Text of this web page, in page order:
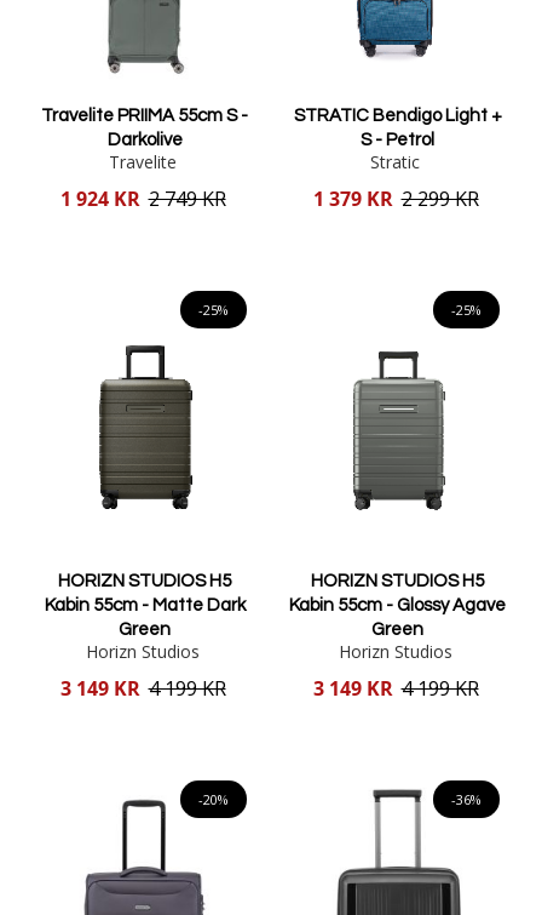
Travelite PRIIMA 55cm S -
Darkolive
Travelite
Reducerat
1 924 KR 2 749 KR
STRATIC Bendigo Light +
S - Petrol
Stratic
Reducerat
1 379 KR 2 299 KR
-25%
HORIZN STUDIOS H5
Kabin 55cm - Matte Dark
Green
Horizn Studios
Reducerat
3 149 KR 4 199 KR
-25%
HORIZN STUDIOS H5
Kabin 55cm - Glossy Agave
Green
Horizn Studios
Reducerat
3 149 KR 4 199 KR
-20% -36%